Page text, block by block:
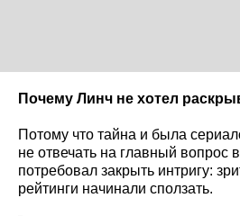
Почему Линч не хотел
Потому что тайна и была
не отвечать на главный вопрос
потребовал закрыть интригу:
рейтинги начинали сползать.